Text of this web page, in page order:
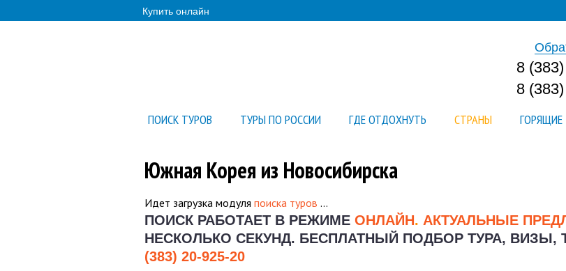
Купить онлайн
8 (383)
8 (383)
ПОИСК ТУРОВ ТУРЫ ПО РОССИИ ГДЕ ОТДОХНУТЬ СТРАНЫ
Южная Корея из Новосибирска
Идет загрузка модуля поиска туров …
ПОИСК РАБОТАЕТ В РЕЖИМЕ ОНЛАЙН. АКТУАЛЬНЫЕ
НЕСКОЛЬКО СЕКУНД. БЕСПЛАТНЫЙ ПОДБОР ТУРА, ВИЗЫ,
(383) 20-925-20